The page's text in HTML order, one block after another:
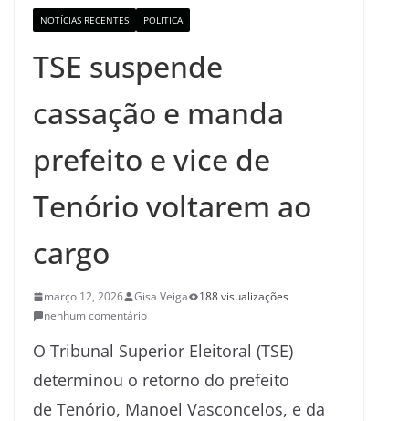
NOTÍCIAS RECENTES POLITICA
TSE suspende
cassação e manda
prefeito e vice de
Tenório voltarem ao
cargo
março 12, 2026 Gisa Veiga
188 visualizações
nenhum comentário
O Tribunal Superior Eleitoral (TSE)
determinou o retorno do prefeito
de Tenório, Manoel Vasconcelos, e da